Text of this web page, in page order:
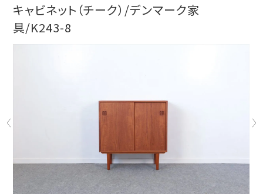
キャビネット（チーク）/デンマーク家
具/K243-8